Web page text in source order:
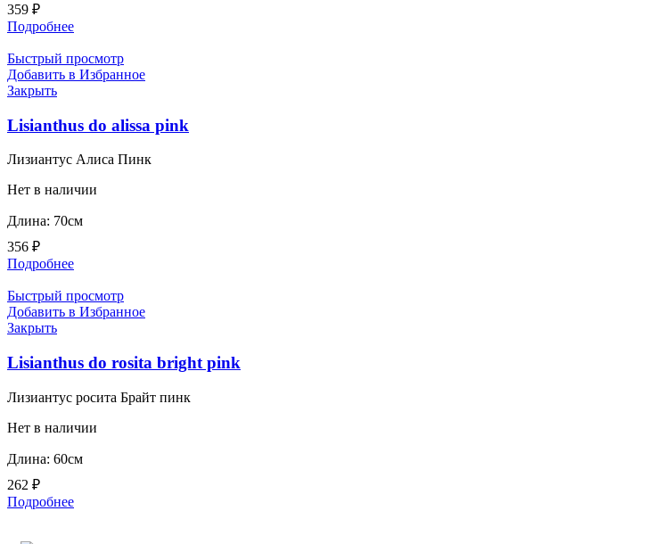
359 ₽
Подробнее
Быстрый просмотр
Добавить в Избранное
Закрыть
Lisianthus do alissa pink
Лизиантус Алиса Пинк
Нет в наличии
Длина: 70см
356 ₽
Подробнее
Быстрый просмотр
Добавить в Избранное
Закрыть
Lisianthus do rosita bright pink
Лизиантус росита Брайт пинк
Нет в наличии
Длина: 60см
262 ₽
Подробнее